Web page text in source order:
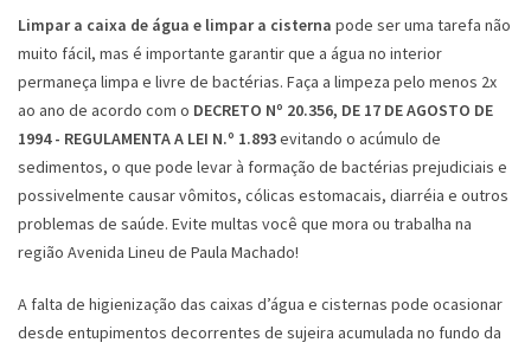
Limpar a caixa de água e limpar a cisterna pode ser uma tarefa não
muito fácil, mas é importante garantir que a água no interior
permaneça limpa e livre de bactérias. Faça a limpeza pelo menos 2x
ao ano de acordo com o DECRETO Nº 20.356, DE 17 DE AGOSTO DE
1994 - REGULAMENTA A LEI N.º 1.893evitando o acúmulo de
sedimentos, o que pode levar à formação de bactérias prejudiciais e
possivelmente causar vômitos, cólicas estomacais, diarréia e outros
problemas de saúde. Evite multas você que mora ou trabalha na
região Avenida Lineu de Paula Machado!
A falta de higienização das caixas d’água e cisternas pode ocasionar
desde entupimentos decorrentes de sujeira acumulada no fundo da